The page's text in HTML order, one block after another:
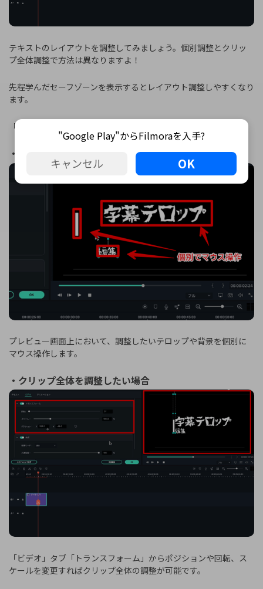
テキストのレイアウトを調整してみましょう。個別調整とクリッ
プ全体調整で方法は異なりますよ！
先程学んだセーフゾーンを表示するとレイアウト調整しやすくなり
ます。
「表示」から「セーフゾーン」にチェックを入れておきましょう。
・個別に調整したい場合
プレビュー画面上において、調整したいテロップや背景を個別に
マウス操作します。
・クリップ全体を調整したい場合
「ビデオ」タブ「トランスフォーム」からポジションや回転、ス
ケールを変更すればクリップ全体の調整が可能です。
"Google Play"からFilmoraを入手?
キャンセル OK